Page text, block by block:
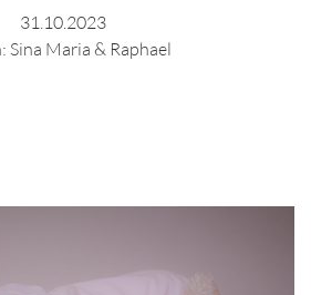
31.10.2023
Sina Maria & Raphael